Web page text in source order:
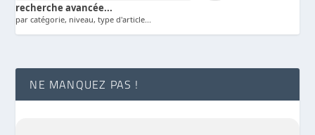
recherche avancée...
par catégorie, niveau, type d'article...
NE MANQUEZ PAS !